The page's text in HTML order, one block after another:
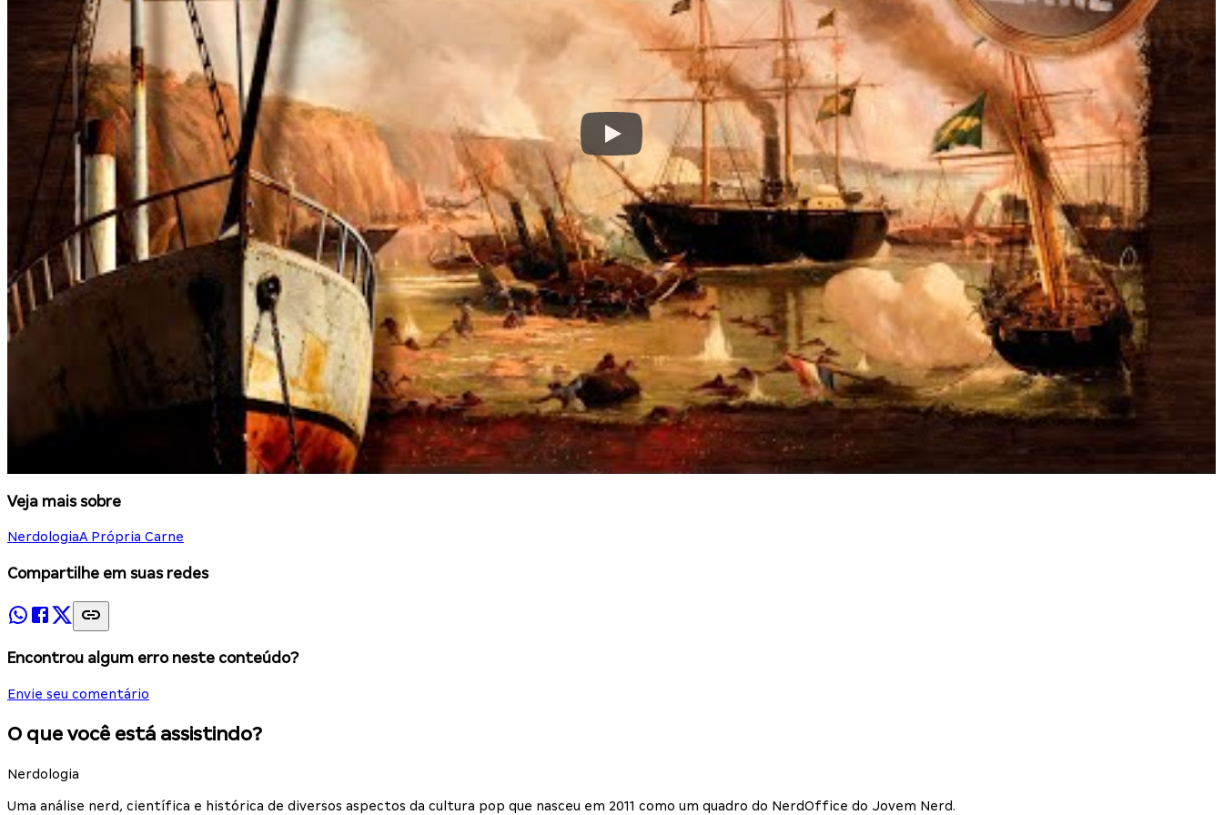
Veja mais sobre
NerdologiaA Própria Carne
Compartilhe em suas redes
Encontrou algum erro neste conteúdo?
Envie seu comentário
O que você está assistindo?
Nerdologia
Uma análise nerd, científica e histórica de diversos aspectos da cultura pop que nasceu em 2011 como um quadro do NerdOffice do Jovem Nerd.